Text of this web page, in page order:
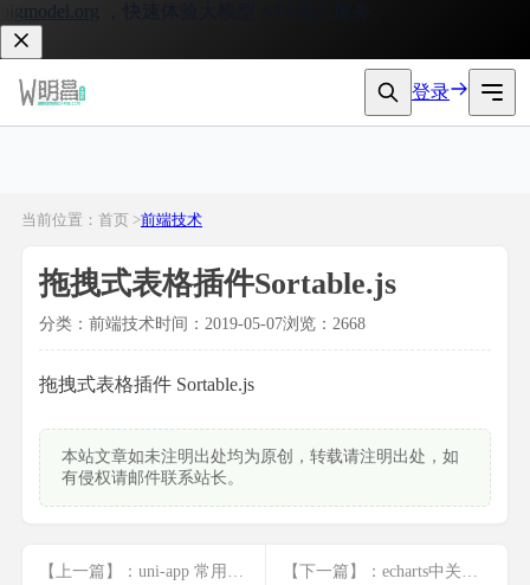
登录
当前位置：首页 >前端技术
拖拽式表格插件Sortable.js
分类：前端技术时间：2019-05-07浏览：2668
拖拽式表格插件 Sortable.js
本站文章如未注明出处均为原创，转载请注明出处，如
有侵权请邮件联系站长。
【上一篇】：uni-app 常用写法 【下一篇】：echarts中关系图的使用,以及通过头像的形式展示